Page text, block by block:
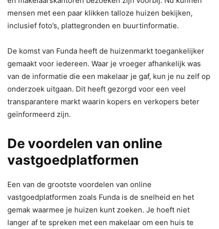
mensen met een paar klikken talloze huizen bekijken,
inclusief foto’s, plattegronden en buurtinformatie.
De komst van Funda heeft de huizenmarkt toegankelijker
gemaakt voor iedereen. Waar je vroeger afhankelijk was
van de informatie die een makelaar je gaf, kun je nu zelf op
onderzoek uitgaan. Dit heeft gezorgd voor een veel
transparantere markt waarin kopers en verkopers beter
geïnformeerd zijn.
De voordelen van online
vastgoedplatformen
Een van de grootste voordelen van online
vastgoedplatformen zoals Funda is de snelheid en het
gemak waarmee je huizen kunt zoeken. Je hoeft niet
langer af te spreken met een makelaar om een huis te